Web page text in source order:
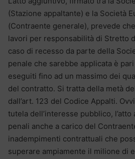
(Stazione appaltante) e la Società
(Contraente generale), prevede
lavori per responsabilità di Stretto
caso di recesso da parte della
penale che sarebbe applicata è
eseguiti fino ad un massimo dei
del contratto. Si tratta della metà
dall’art. 123 del Codice Appalti.
tutela dell’interesse pubblico,
penali anche a carico del
inadempimenti contrattuali che
superare ampiamente il milione di